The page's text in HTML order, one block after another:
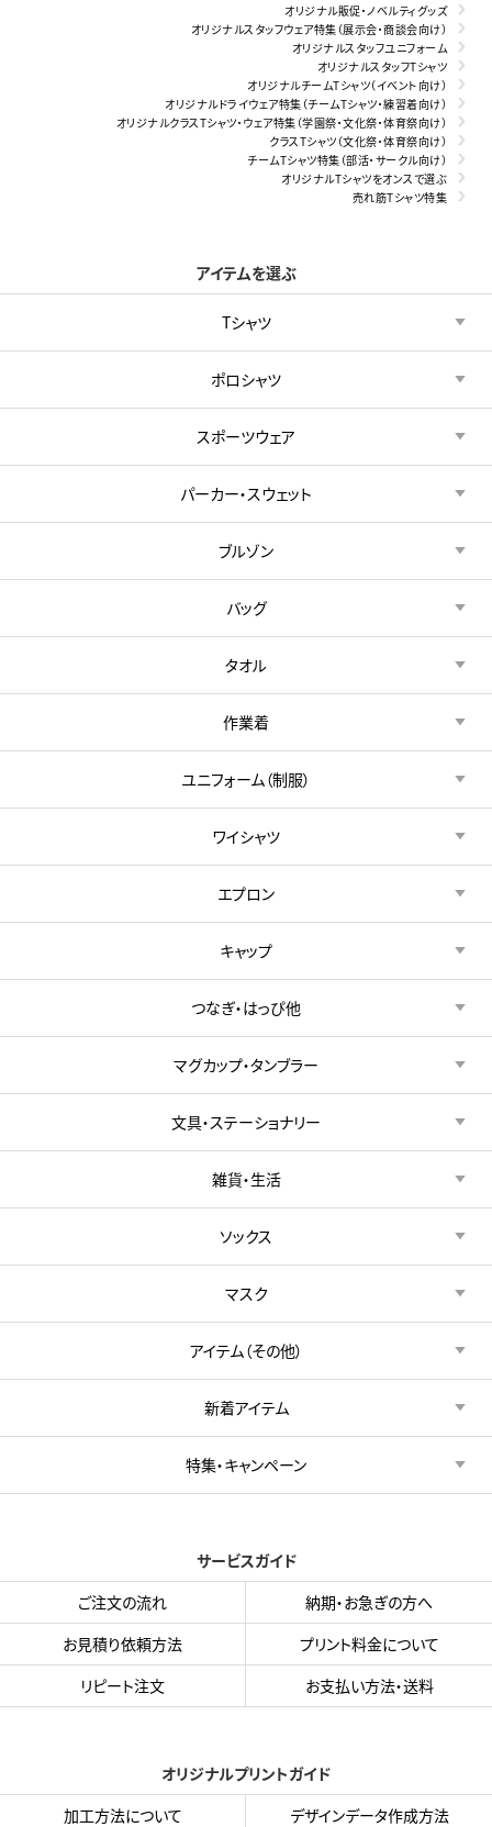
オリジナル販促・ノベルティグッズ
オリジナルスタッフウェア特集（展示会・商談会向け）
オリジナルスタッフユニフォーム
オリジナルスタッフTシャツ
オリジナルチームTシャツ（イベント向け）
オリジナルドライウェア特集（チームTシャツ・練習着向け）
オリジナルクラスTシャツ・ウェア特集（学園祭・文化祭・体育祭向け）
クラスTシャツ（文化祭・体育祭向け）
チームTシャツ特集（部活・サークル向け）
オリジナルTシャツをオンスで選ぶ
売れ筋Tシャツ特集
アイテムを選ぶ
Tシャツ
ポロシャツ
スポーツウェア
パーカー・スウェット
ブルゾン
バッグ
タオル
作業着
ユニフォーム（制服）
ワイシャツ
エプロン
キャップ
つなぎ・はっぴ他
マグカップ・タンブラー
文具・ステーショナリー
雑貨・生活
ソックス
マスク
アイテム（その他）
新着アイテム
特集・キャンペーン
サービスガイド
ご注文の流れ
納期・お急ぎの方へ
お見積り依頼方法
プリント料金について
リピート注文
お支払い方法・送料
オリジナルプリントガイド
加工方法について
デザインデータ作成方法